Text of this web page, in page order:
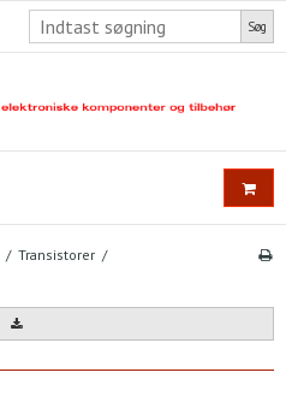
Søg
/ Transistorer /